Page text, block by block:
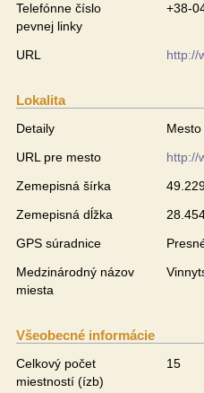
Telefónne číslo
pevnej linky
+38-
URL http://
Lokalita
Detaily
Mesto
URL pre mesto
http://
Zemepisná šírka
Zemepisná dĺžka
GPS súradnice
Medzinárodný názov
miesta
Všeobecné informácie
Celkový počet
miestností (ízb)
15